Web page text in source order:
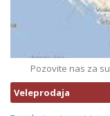
Pozovite nas za
Veleprodaja